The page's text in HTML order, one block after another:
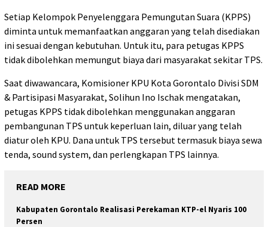
Setiap Kelompok Penyelenggara Pemungutan Suara (KPPS)
diminta untuk memanfaatkan anggaran yang telah disediakan
ini sesuai dengan kebutuhan. Untuk itu, para petugas KPPS
tidak dibolehkan memungut biaya dari masyarakat sekitar TPS.
Saat diwawancara, Komisioner KPU Kota Gorontalo Divisi SDM
& Partisipasi Masyarakat, Solihun Ino Ischak mengatakan,
petugas KPPS tidak dibolehkan menggunakan anggaran
pembangunan TPS untuk keperluan lain, diluar yang telah
diatur oleh KPU. Dana untuk TPS tersebut termasuk biaya sewa
tenda, sound system, dan perlengkapan TPS lainnya.
READ MORE
Kabupaten Gorontalo Realisasi Perekaman KTP-el Nyaris 100
Persen